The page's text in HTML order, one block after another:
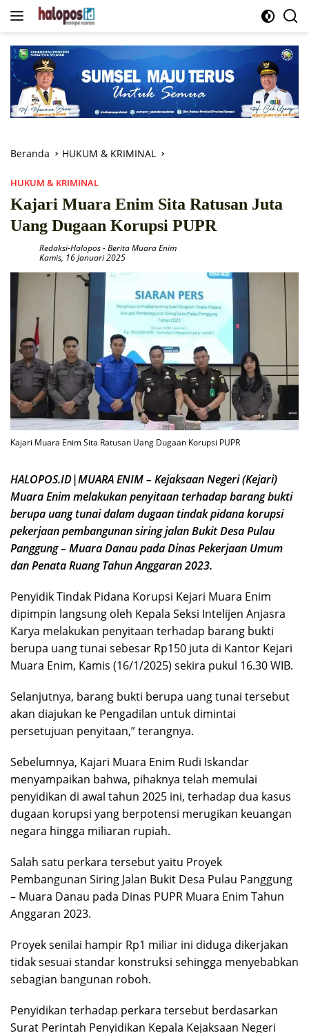
Langsung
Beranda HUKUM & KRIMINAL
HUKUM & KRIMINAL
Kajari Muara Enim Sita Ratusan Juta
Uang Dugaan Korupsi PUPR
Redaksi-Halopos-Berita Muara Enim
Kamis, 16 Januari 2025
Kajari Muara Enim Sita Ratusan Uang Dugaan Korupsi PUPR
HALOPOS.ID|MUARA ENIM – Kejaksaan Negeri (Kejari)
Muara Enim melakukan penyitaan terhadap barang bukti
berupa uang tunai dalam dugaan tindak pidana korupsi
pekerjaan pembangunan siring jalan Bukit Desa Pulau
Panggung – Muara Danau pada Dinas Pekerjaan Umum
dan Penata Ruang Tahun Anggaran 2023.
Penyidik Tindak Pidana Korupsi Kejari Muara Enim
dipimpin langsung oleh Kepala Seksi Intelijen Anjasra
Karya melakukan penyitaan terhadap barang bukti
berupa uang tunai sebesar Rp150 juta di Kantor Kejari
Muara Enim, Kamis (16/1/2025) sekira pukul 16.30 WIB.
Selanjutnya, barang bukti berupa uang tunai tersebut
akan diajukan ke Pengadilan untuk dimintai
persetujuan penyitaan,” terangnya.
Sebelumnya, Kajari Muara Enim Rudi Iskandar
menyampaikan bahwa, pihaknya telah memulai
penyidikan di awal tahun 2025 ini, terhadap dua kasus
dugaan korupsi yang berpotensi merugikan keuangan
negara hingga miliaran rupiah.
Salah satu perkara tersebut yaitu Proyek
Pembangunan Siring Jalan Bukit Desa Pulau Panggung
– Muara Danau pada Dinas PUPR Muara Enim Tahun
Anggaran 2023.
Proyek senilai hampir Rp1 miliar ini diduga dikerjakan
tidak sesuai standar konstruksi sehingga menyebabkan
sebagian bangunan roboh.
Penyidikan terhadap perkara tersebut berdasarkan
Surat Perintah Penyidikan Kepala Kejaksaan Negeri